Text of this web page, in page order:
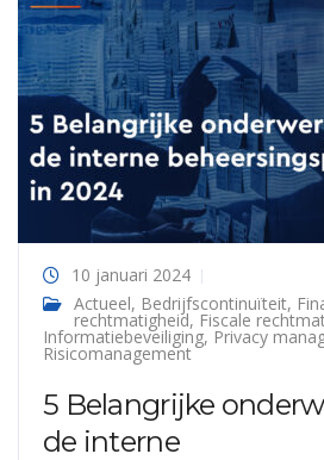
10 januari 2024
Actueel, Bedrijfscontinuïteit,
rechtmatigheid, Fiscale
Informatiebeveiliging, Privacy
Risicomanagement
5 Belangrijke
de interne